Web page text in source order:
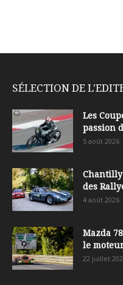
SÉLECTION DE
Les
passion
5 août 2026
Chantilly
des
4 août 2026
Mazda
le
22 juillet